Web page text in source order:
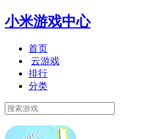
小米游戏中心
首页
云游戏
排行
分类